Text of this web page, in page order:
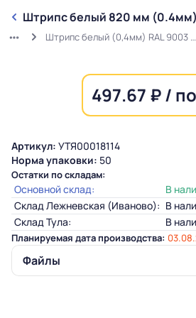
Штрипс белый 820 мм
Штрипс белый (0,4мм) RAL 9003 ГОСТ в защитной пленке
497.67 ₽ /
Артикул: УТЯ00018114
Норма упаковки: 50
Остатки по складам:
Основной склад:
В
Склад Лежневская (Иваново): В
Склад Тула:
В
Планируемая дата производства:
Файлы